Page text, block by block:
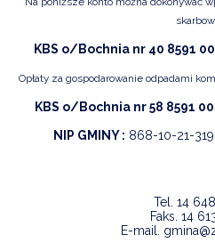
KBS o/Bochnia nr 40 8591
Opłaty za gospodarowanie odpadami
KBS o/Bochnia nr 58 8591
NIP GMINY : 868-10-21-319
Tel. 14
Faks. 14
E-mail.